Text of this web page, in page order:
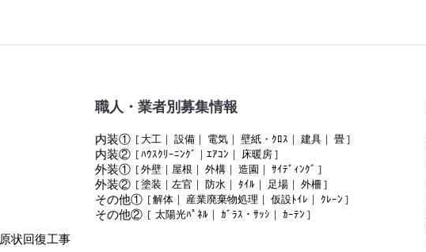
原状回復工事
職人・業者別募集情報
内装① [ 大工 | 設備 | 電気 | 壁紙・ｸﾛｽ | 建具 | 畳]
内装② [ﾊｳｽｸﾘｰﾆﾝｸﾞ | ｴｱｺﾝ | 床暖房]
外装① [外壁 | 屋根 | 外構 | 造園 | ｻｲﾃﾞｨﾝｸﾞ ]
外装② [塗装 | 左官 | 防水 | ﾀｲﾙ | 足場 | 外柵 ]
その他① [解体 | 産業廃棄物処理 | 仮設ﾄｲﾚ | ｸﾚｰﾝ ]
その他② [ 太陽光ﾊﾟﾈﾙ | ｶﾞﾗｽ・ｻｯｼ | ｶｰﾃﾝ ]